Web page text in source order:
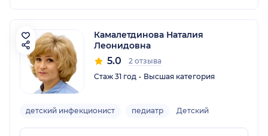
Камалетдинова Наталия
Леонидовна
5.0
2 отзыва
Стаж 31 год
Высшая категория
детский инфекционист педиатр Детский